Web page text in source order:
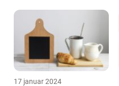
17 januar 2024